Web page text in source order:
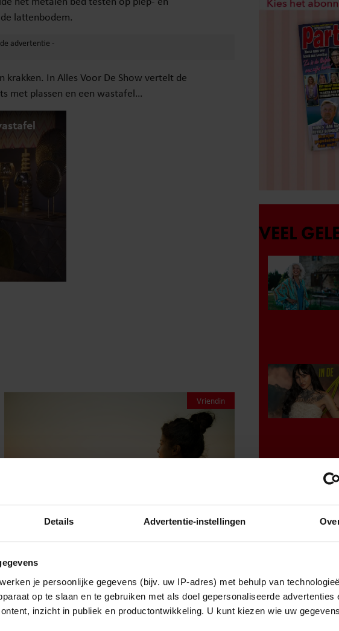
Details Advertentie-instellingen
je persoonlijke gegevens (bijv. uw IP-adres) met behulp van
op te slaan en te gebruiken met als doel gepersonaliseerde advertenties
inzicht in publiek en productontwikkeling. U kunt kiezen wie uw
lattenbodem.
In Alles Voor De Show vertelt de
met plassen en een wastafel…
Vriendin
6 augustus 2026
SOPHIA: ‘IK SCHAAM ME VOOR
MIJN MAN ALS WE MET ANDEREN
ZIJN’